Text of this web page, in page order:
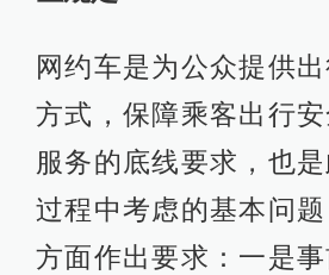
网约车是为公众提供
方式，保障乘客出行
服务的底线要求，也
过程中考虑的基本问
方面作出要求：一是